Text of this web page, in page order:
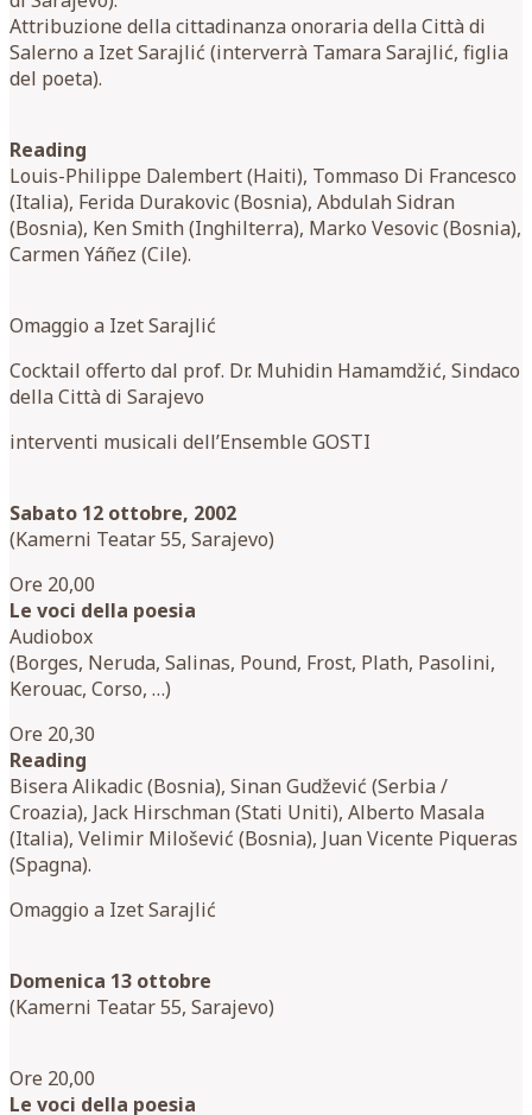
Attribuzione della cittadinanza onoraria della Città di
Salerno a Izet Sarajlić (interverrà Tamara Sarajlić, figlia
del poeta).
Reading
Louis-Philippe Dalembert (Haiti), Tommaso Di Francesco
(Italia), Ferida Durakovic (Bosnia), Abdulah Sidran
(Bosnia), Ken Smith (Inghilterra), Marko Vesovic (Bosnia),
Carmen Yáñez (Cile).
Omaggio a Izet Sarajlić
Cocktail offerto dal prof. Dr. Muhidin Hamamdžić, Sindaco
della Città di Sarajevo
interventi musicali dell’Ensemble GOSTI
Sabato 12 ottobre, 2002
(Kamerni Teatar 55, Sarajevo)
Ore 20,00
Le voci della poesia
Audiobox
(Borges, Neruda, Salinas, Pound, Frost, Plath, Pasolini,
Kerouac, Corso, …)
Ore 20,30
Reading
Bisera Alikadic (Bosnia), Sinan Gudžević (Serbia /
Croazia), Jack Hirschman (Stati Uniti), Alberto Masala
(Italia), Velimir Milošević (Bosnia), Juan Vicente Piqueras
(Spagna).
Omaggio a Izet Sarajlić
Domenica 13 ottobre
(Kamerni Teatar 55, Sarajevo)
Ore 20,00
Le voci della poesia